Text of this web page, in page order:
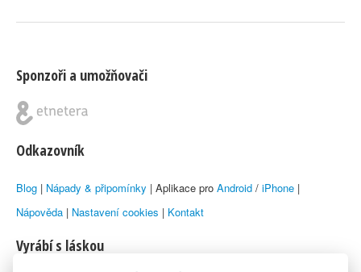
Sponzoři a umožňovači
Odkazovník
Blog | Nápady & připomínky | Aplikace pro Android / iPhone |
Nápověda | Nastavení cookies | Kontakt
Vyrábí s láskou